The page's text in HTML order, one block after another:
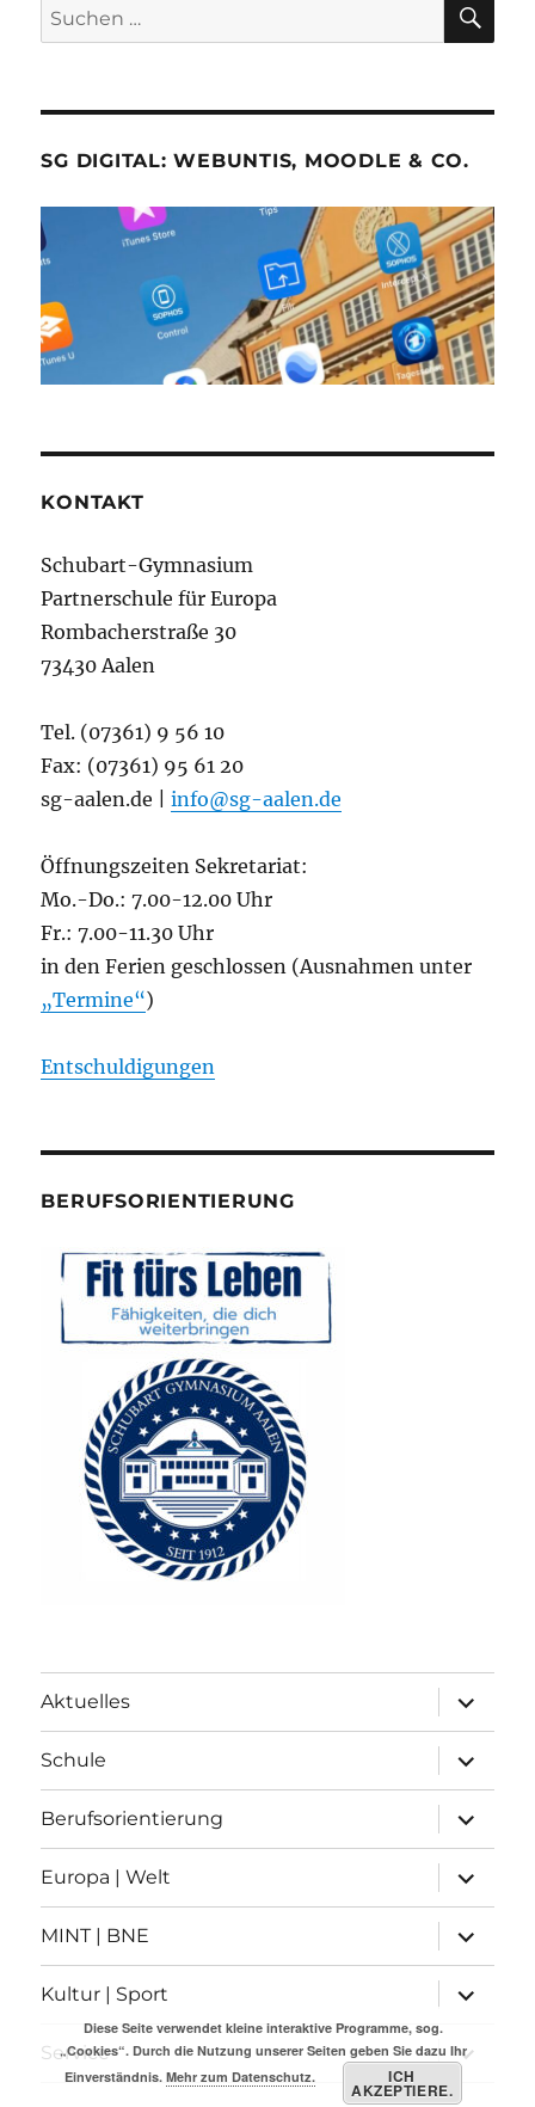
Suche
nach:
SG DIGITAL: WEBUNTIS, MOODLE & CO.
KONTAKT
Schubart-Gymnasium
Partnerschule für Europa
Rombacherstraße 30
73430 Aalen
Tel. (07361) 9 56 10
Fax: (07361) 95 61 20
sg-aalen.de |info@sg-aalen.de
Öffnungszeiten Sekretariat:
Mo.-Do.: 7.00-12.00 Uhr
Fr.: 7.00-11.30 Uhr
in den Ferien geschlossen (Ausnahmen unter
„Termine“)
Entschuldigungen
BERUFSORIENTIERUNG
Aktuelles
anzeigen
Schule
anzeigen
Berufsorientierung
anzeigen
Europa | Welt
anzeigen
MINT | BNE
anzeigen
Kultur | Sport
anzeigen
Service
anzeigen
Diese Seite verwendet kleine interaktive Programme, sog.
„Cookies“. Durch die Nutzung unserer Seiten geben Sie dazu Ihr
Einverständnis. Mehr zum Datenschutz. ICH
AKZEPTIERE.